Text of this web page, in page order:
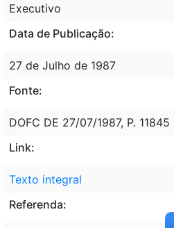
Executivo
Data de Publicação:
27 de Julho de 1987
Fonte:
DOFC DE 27/07/1987, P. 11845
Link:
Texto integral
Referenda: